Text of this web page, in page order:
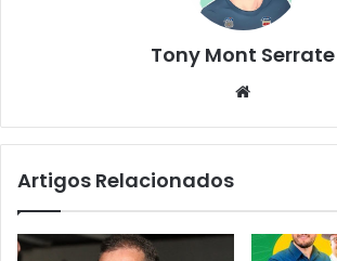
Tony Mont Serrate
te
Artigos Relacionados